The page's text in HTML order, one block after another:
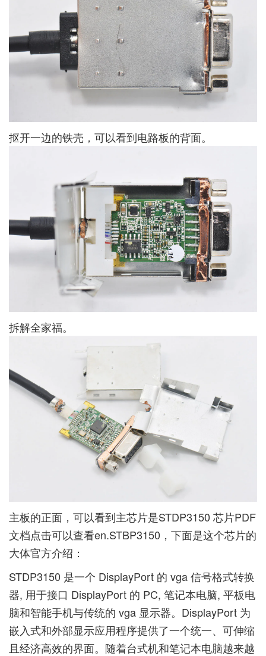
抠开一边的铁壳，可以看到电路板的背面。
拆解全家福。
主板的正面，可以看到主芯片是STDP3150 芯片PDF
文档点击可以查看en.STBP3150 ，下面是这个芯片的
大体官方介绍：
STDP3150 是一个 DisplayPort 的 vga 信号格式转换
器, 用于接口 DisplayPort 的 PC, 笔记本电脑, 平板电
脑和智能手机与传统的 vga 显示器。DisplayPort 为
嵌入式和外部显示应用程序提供了一个统一、可伸缩
且经济高效的界面。随着台式机和笔记本电脑越来越